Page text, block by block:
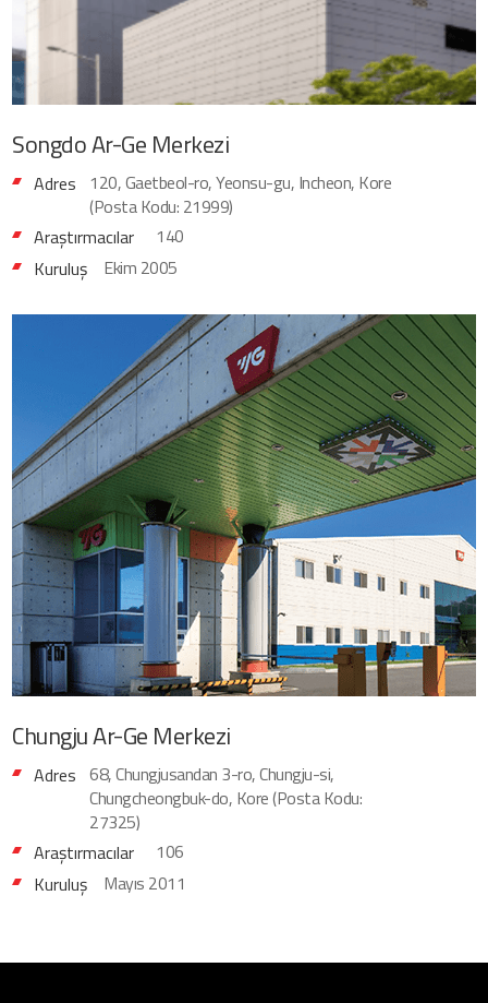
SongdoAr-Ge Merkezi
Adres 120, Gaetbeol-ro, Yeonsu-gu, Incheon, Kore
(Posta Kodu: 21999)
Araştırmacılar
140
Kuruluş
Ekim 2005
ChungjuAr-Ge Merkezi
Adres 68, Chungjusandan 3-ro, Chungju-si,
Chungcheongbuk-do, Kore (Posta Kodu:
27325)
Araştırmacılar
106
Kuruluş
Mayıs 2011